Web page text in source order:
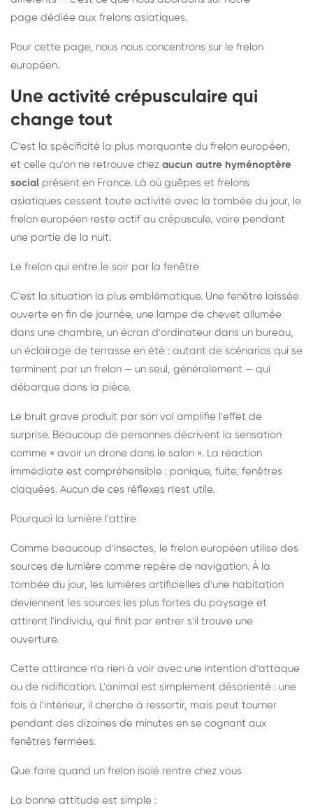
page dédiée aux frelons asiatiques.
Pour cette page, nous nous concentrons sur le frelon
européen.
Une activité crépusculaire qui
change tout
C'est la spécificité la plus marquante du frelon européen,
et celle qu'on ne retrouve chez aucun autre hyménoptère
social présent en France. Là où guêpes et frelons
asiatiques cessent toute activité avec la tombée du jour, le
frelon européen reste actif au crépuscule, voire pendant
une partie de la nuit.
Le frelon qui entre le soir par la fenêtre
C'est la situation la plus emblématique. Une fenêtre laissée
ouverte en fin de journée, une lampe de chevet allumée
dans une chambre, un écran d'ordinateur dans un bureau,
un éclairage de terrasse en été : autant de scénarios qui se
terminent par un frelon — un seul, généralement — qui
débarque dans la pièce.
Le bruit grave produit par son vol amplifie l'effet de
surprise. Beaucoup de personnes décrivent la sensation
comme « avoir un drone dans le salon ». La réaction
immédiate est compréhensible : panique, fuite, fenêtres
claquées. Aucun de ces réflexes n'est utile.
Pourquoi la lumière l'attire
Comme beaucoup d'insectes, le frelon européen utilise des
sources de lumière comme repère de navigation. À la
tombée du jour, les lumières artificielles d'une habitation
deviennent les sources les plus fortes du paysage et
attirent l'individu, qui finit par entrer s'il trouve une
ouverture.
Cette attirance n'a rien à voir avec une intention d'attaque
ou de nidification. L'animal est simplement désorienté : une
fois à l'intérieur, il cherche à ressortir, mais peut tourner
pendant des dizaines de minutes en se cognant aux
fenêtres fermées.
Que faire quand un frelon isolé rentre chez vous
La bonne attitude est simple :